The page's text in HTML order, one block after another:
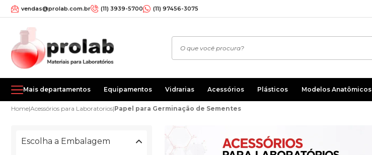
vendas@prolab.com.br (11) 3939-5700 (11) 97456-3075
Mais departamentos Equipamentos Vidrarias Acessórios Plásticos Modelos Anatômicos
Home|Acessórios para Laboratorios|Papel para Germinação de Sementes
Escolha a Embalagem